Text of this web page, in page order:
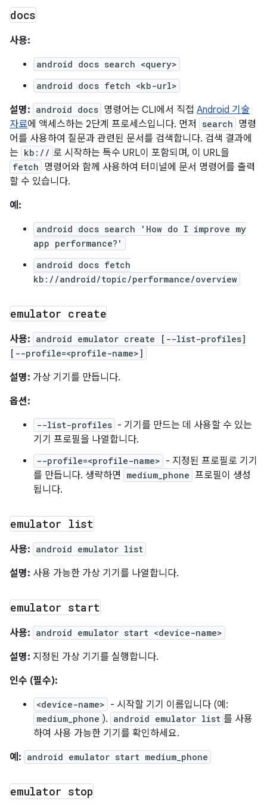
docs
사용:
android docs search <query>
android docs fetch <kb-url>
설명: android docs 명령어는 CLI에서 직접 Android 기술
자료에 액세스하는 2단계 프로세스입니다. 먼저 search 명령
어를 사용하여 질문과 관련된 문서를 검색합니다. 검색 결과에
는 kb:// 로 시작하는 특수 URL이 포함되며, 이 URL을
fetch 명령어와 함께 사용하여 터미널에 문서 명령어를 출력
할 수 있습니다.
예:
android docs search 'How do I improve my
app performance?'
android docs fetch
kb://android/topic/performance/overview
emulator create
사용: android emulator create [--list-profiles]
[--profile=<profile-name>]
설명: 가상 기기를 만듭니다.
옵션:
--list-profiles - 기기를 만드는 데 사용할 수 있는
기기 프로필을 나열합니다.
--profile=<profile-name> - 지정된 프로필로 기기
를 만듭니다. 생략하면
medium_phone 프로필이 생성
됩니다.
emulator list
사용: android emulator list
설명: 사용 가능한 가상 기기를 나열합니다.
emulator start
사용: android emulator start <device-name>
설명: 지정된 가상 기기를 실행합니다.
인수 (필수):
<device-name> - 시작할 기기 이름입니다 (예:
medium_phone ). android emulator list 를 사용
하여 사용 가능한 기기를 확인하세요.
예: android emulator start medium_phone
emulator stop